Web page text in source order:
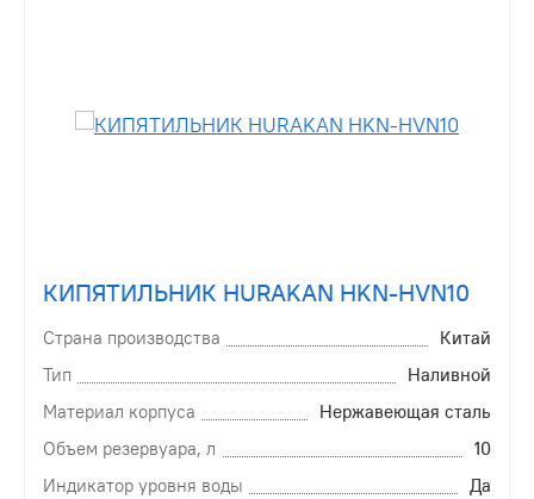
КИПЯТИЛЬНИК HURAKAN HKN-HVN10
Страна производства
Китай
Тип
Наливной
Материал корпуса
Нержавеющая сталь
Объем резервуара, л
10
Индикатор уровня воды
Да